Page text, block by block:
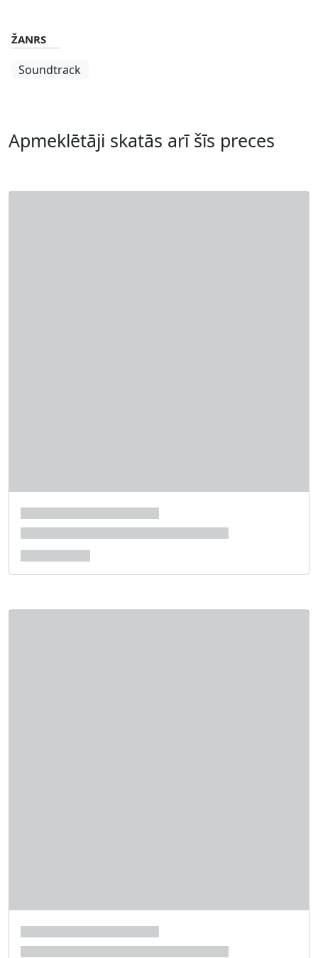
ŽANRS
Soundtrack
Apmeklētāji skatās arī šīs preces